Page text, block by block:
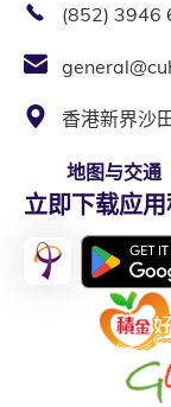
(852) 3946
香港新界沙
地图与交通
立即下载应